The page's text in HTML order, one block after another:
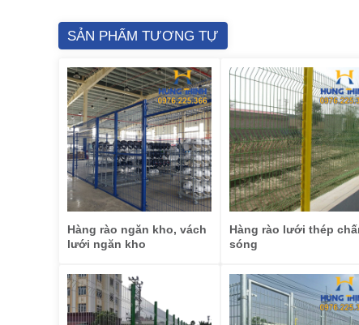
SẢN PHẨM TƯƠNG TỰ
Hàng rào ngăn kho, vách
lưới ngăn kho
Hàng rào lưới thép
sóng